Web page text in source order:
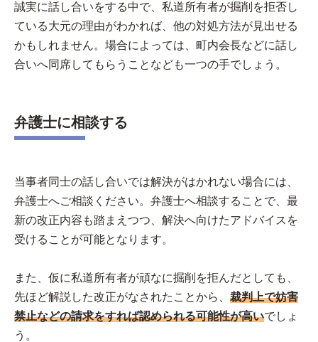
誠実に話し合いをする中で、私道所有者が掘削を拒否し
ている大元の理由がわかれば、他の対処方法が見出せる
かもしれません。場合によっては、町内会長などに話し
合いへ同席してもらうことなども一つの手でしょう。
弁護士に相談する
当事者同士の話し合いでは解決がはかれない場合には、
弁護士へご相談ください。弁護士へ相談することで、最
新の改正内容も踏まえつつ、解決へ向けたアドバイスを
受けることが可能となります。
また、仮に私道所有者が頑なに掘削を拒んだとしても、
先ほど解説した改正がなされたことから、 裁判上で妨害
禁止などの請求をすれば認められる可能性が高いでしょ
う。